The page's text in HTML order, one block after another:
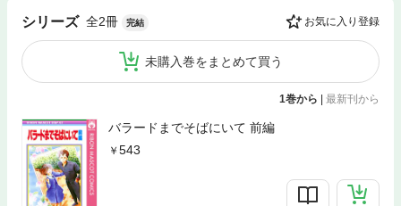
シリーズ 全2冊 完結 お気に入り登録
未購入巻をまとめて買う
1巻から 最新刊から
バラードまでそばにいて 前編
543